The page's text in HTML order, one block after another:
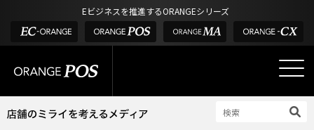
Eビジネスを推進するORANGEシリーズ
タッチパネル式カスタマーディスプレイ
インフラ環境・サポート
酒販・ワイン
サロン
デジタル化・AI導入補助金
POS お役立ち情報
店舗のミライを考えるメディア
03-6432-0346
電話受付：平日 10:00~17:00